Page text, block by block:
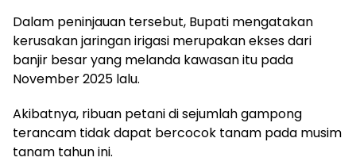
Dalam peninjauan tersebut, Bupati mengatakan
kerusakan jaringan irigasi merupakan ekses dari
banjir besar yang melanda kawasan itu pada
November 2025 lalu.
Akibatnya, ribuan petani di sejumlah gampong
terancam tidak dapat bercocok tanam pada musim
tanam tahun ini.